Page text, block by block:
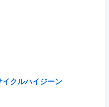
イクルハイジーン